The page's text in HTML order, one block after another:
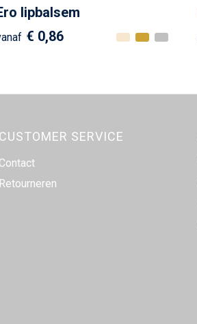
lipbalsem
€ 0,86
CUSTOMER SERVICE
Contact
Retourneren